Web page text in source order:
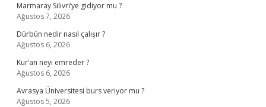
Marmaray Silivri’ye gidiyor mu ?
Ağustos 7, 2026
Dürbün nedir nasıl çalışır ?
Ağustos 6, 2026
Kur’an neyi emreder ?
Ağustos 6, 2026
Avrasya Üniversitesi burs veriyor mu ?
Ağustos 5, 2026